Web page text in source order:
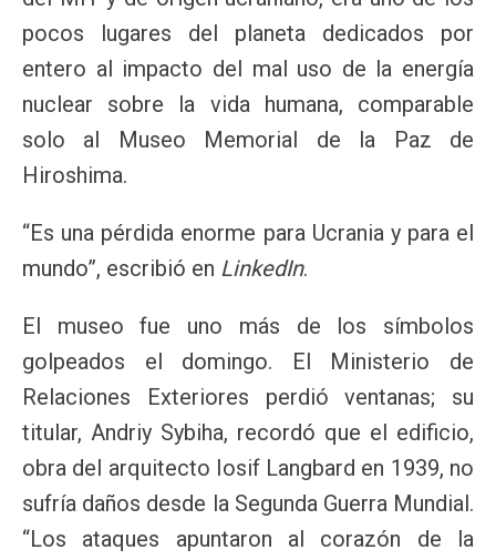
pocos lugares del planeta dedicados por
entero al impacto del mal uso de la energía
nuclear sobre la vida humana, comparable
solo al Museo Memorial de la Paz de
Hiroshima.
“Es una pérdida enorme para Ucrania y para el
mundo”, escribió en LinkedIn.
El museo fue uno más de los símbolos
golpeados el domingo. El Ministerio de
Relaciones Exteriores perdió ventanas; su
titular, Andriy Sybiha, recordó que el edificio,
obra del arquitecto Iosif Langbard en 1939, no
sufría daños desde la Segunda Guerra Mundial.
“Los ataques apuntaron al corazón de la